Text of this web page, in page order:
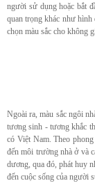
người sử dụng hoặc bắt
quan trọng khác như
chọn màu sắc cho không
Ngoài ra, màu sắc ngôi
tương sinh - tương khắc
có Việt Nam. Theo
đến môi trường nhà ở và
dương, qua đó, phát huy
đến cuộc sống của người